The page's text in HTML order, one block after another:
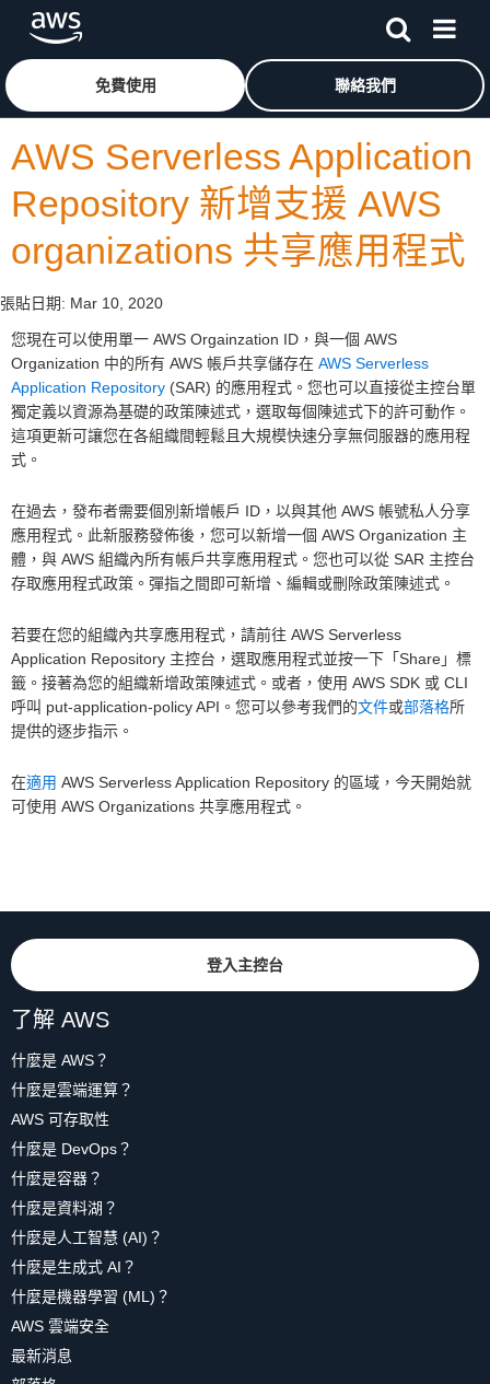
跳至主要內容按一下這裡可返回 Amazon Web Services 首頁
免費使用 聯絡我們
AWS Serverless Application
Repository 新增支援 AWS
organizations 共享應用程式
張貼日期: Mar 10, 2020
您現在可以使用單一 AWS Orgainzation ID，與一個 AWS
Organization 中的所有 AWS 帳戶共享儲存在 AWS Serverless
Application Repository (SAR) 的應用程式。您也可以直接從主控台單
獨定義以資源為基礎的政策陳述式，選取每個陳述式下的許可動作。
這項更新可讓您在各組織間輕鬆且大規模快速分享無伺服器的應用程
式。
在過去，發布者需要個別新增帳戶 ID，以與其他 AWS 帳號私人分享
應用程式。此新服務發佈後，您可以新增一個 AWS Organization 主
體，與 AWS 組織內所有帳戶共享應用程式。您也可以從 SAR 主控台
存取應用程式政策。彈指之間即可新增、編輯或刪除政策陳述式。
若要在您的組織內共享應用程式，請前往 AWS Serverless
Application Repository 主控台，選取應用程式並按一下「Share」標
籤。接著為您的組織新增政策陳述式。或者，使用 AWS SDK 或 CLI
呼叫 put-application-policy API。您可以參考我們的文件或部落格所
提供的逐步指示。
在適用 AWS Serverless Application Repository 的區域，今天開始就
可使用 AWS Organizations 共享應用程式。
登入主控台
了解 AWS
什麼是 AWS？
什麼是雲端運算？
AWS 可存取性
什麼是 DevOps？
什麼是容器？
什麼是資料湖？
什麼是人工智慧 (AI)？
什麼是生成式 AI？
什麼是機器學習 (ML)？
AWS 雲端安全
最新消息